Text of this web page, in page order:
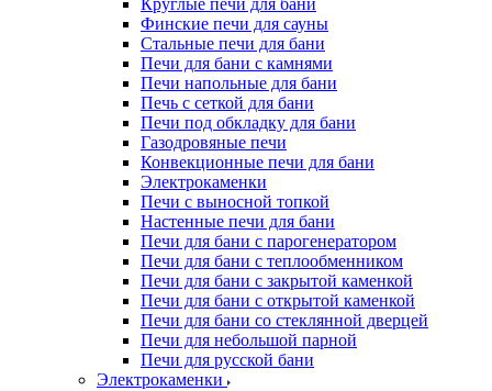
Круглые печи для бани
Финские печи для сауны
Стальные печи для бани
Печи для бани с камнями
Печи напольные для бани
Печь с сеткой для бани
Печи под обкладку для бани
Газодровяные печи
Конвекционные печи для бани
Электрокаменки
Печи с выносной топкой
Настенные печи для бани
Печи для бани с парогенератором
Печи для бани с теплообменником
Печи для бани с закрытой каменкой
Печи для бани с открытой каменкой
Печи для бани со стеклянной дверцей
Печи для небольшой парной
Печи для русской бани
Электрокаменки